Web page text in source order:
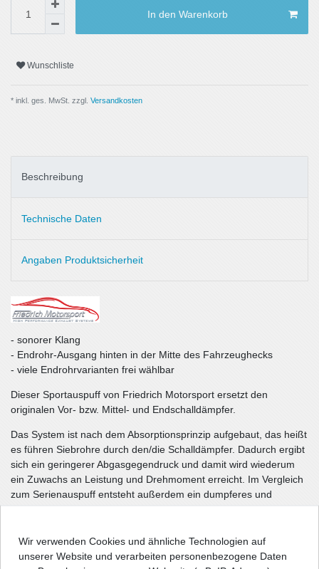
In den Warenkorb
Wunschliste
* inkl. ges. MwSt. zzgl. Versandkosten
Beschreibung
Technische Daten
Angaben Produktsicherheit
- sonorer Klang
- Endrohr-Ausgang hinten in der Mitte des Fahrzeughecks
- viele Endrohrvarianten frei wählbar
Dieser Sportauspuff von Friedrich Motorsport ersetzt den
originalen Vor- bzw. Mittel- und Endschalldämpfer.
Das System ist nach dem Absorptionsprinzip aufgebaut, das heißt
es führen Siebrohre durch den/die Schalldämpfer. Dadurch ergibt
sich ein geringerer Abgasgegendruck und damit wird wiederum
ein Zuwachs an Leistung und Drehmoment erreicht. Im Vergleich
zum Serienauspuff entsteht außerdem ein dumpferes und
vielen unterschiedlichen Endrohrvarianten frei gewählt werden.
Wir verwenden Cookies und ähnliche Technologien auf
unserer Website und verarbeiten personenbezogene Daten